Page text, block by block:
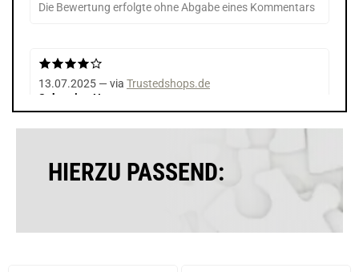
Die Bewertung erfolgte ohne Abgabe eines Kommentars
13.07.2025 — via Trustedshops.de
Sebastian H.
verifizierter Onlinekauf.
Nicole R.
HIERZU PASSEND: